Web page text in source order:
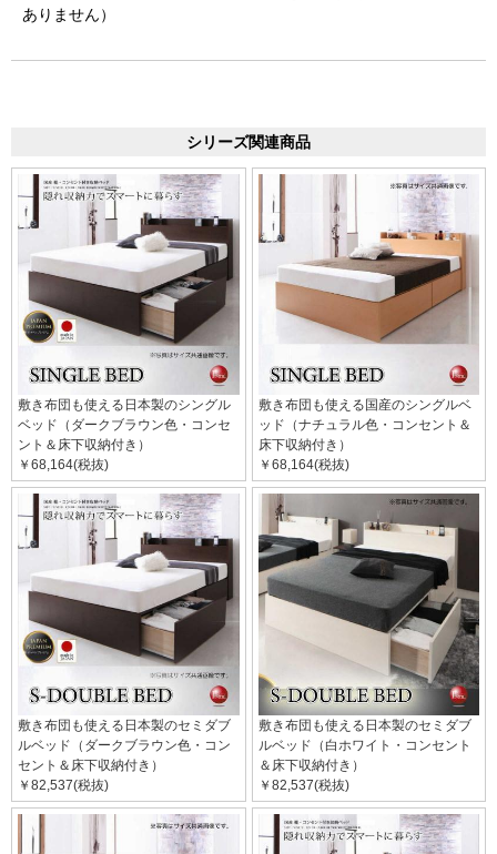
ありません）
シリーズ関連商品
敷き布団も使える日本製のシングル
ベッド（ダークブラウン色・コンセ
ント＆床下収納付き）
￥68,164(税抜)
敷き布団も使える国産のシングルベ
ッド（ナチュラル色・コンセント＆
床下収納付き）
￥68,164(税抜)
敷き布団も使える日本製のセミダブ
ルベッド（ダークブラウン色・コン
セント＆床下収納付き）
￥82,537(税抜)
敷き布団も使える日本製のセミダブ
ルベッド（白ホワイト・コンセント
＆床下収納付き）
￥82,537(税抜)